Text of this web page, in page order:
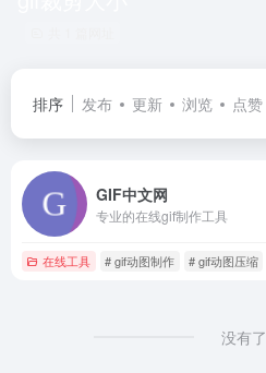
排序 发布 更新 浏览 点赞
GIF中文网
专业的在线gif制作工具
在线工具 # gif动图制作 # gif动图压缩
没有了